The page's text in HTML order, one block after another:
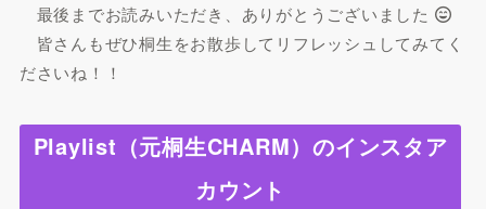
最後までお読みいただき、ありがとうございました
皆さんもぜひ桐生をお散歩してリフレッシュしてみてく
ださいね！！
Playlist（元桐生CHARM）のインスタア
カウント